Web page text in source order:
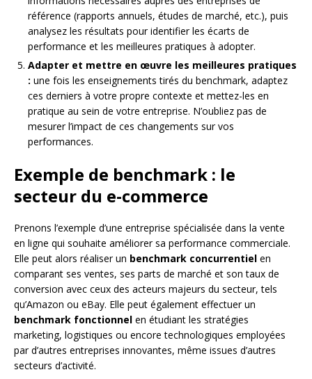
référence (rapports annuels, études de marché, etc.), puis
analysez les résultats pour identifier les écarts de
performance et les meilleures pratiques à adopter.
Adapter et mettre en œuvre les meilleures pratiques
: une fois les enseignements tirés du benchmark, adaptez
ces derniers à votre propre contexte et mettez-les en
pratique au sein de votre entreprise. N’oubliez pas de
mesurer l’impact de ces changements sur vos
performances.
Exemple de benchmark : le
secteur du e-commerce
Prenons l’exemple d’une entreprise spécialisée dans la vente
en ligne qui souhaite améliorer sa performance commerciale.
Elle peut alors réaliser un benchmark concurrentiel en
comparant ses ventes, ses parts de marché et son taux de
conversion avec ceux des acteurs majeurs du secteur, tels
qu’Amazon ou eBay. Elle peut également effectuer un
benchmark fonctionnel en étudiant les stratégies
marketing, logistiques ou encore technologiques employées
par d’autres entreprises innovantes, même issues d’autres
secteurs d’activité.